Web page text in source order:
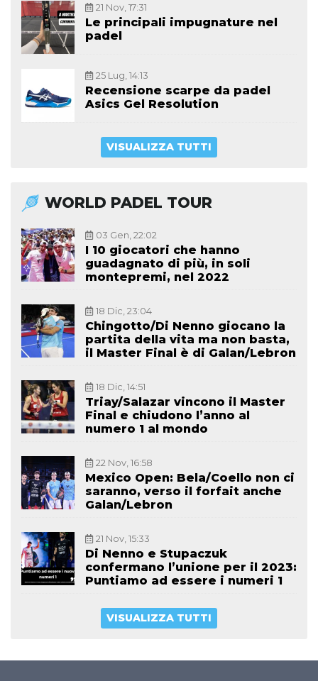
21 Nov, 17:31
Le principali impugnature nel
padel
25 Lug, 14:13
Recensione scarpe da padel
Asics Gel Resolution
VISUALIZZA TUTTI
WORLD PADEL TOUR
03 Gen, 22:02
I 10 giocatori che hanno
guadagnato di più, in soli
montepremi, nel 2022
18 Dic, 23:04
Chingotto/Di Nenno giocano la
partita della vita ma non basta,
il Master Final è di Galan/Lebron
18 Dic, 14:51
Triay/Salazar vincono il Master
Final e chiudono l’anno al
numero 1 al mondo
22 Nov, 16:58
Mexico Open: Bela/Coello non ci
saranno, verso il forfait anche
Galan/Lebron
21 Nov, 15:33
Di Nenno e Stupaczuk
confermano l’unione per il 2023:
Puntiamo ad essere i numeri 1
VISUALIZZA TUTTI